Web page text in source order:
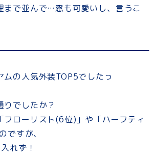
まで並んで…窓も可愛いし、言うこ
ムの人気外装TOP5でしたっ
りでしたか？
フローリスト(6位)」や「ハーフティ
ですが、
れず！